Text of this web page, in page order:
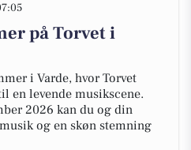
på Torvet i
i Varde, hvor Torvet
en levende musikscene.
2026 kan du og din
og en skøn stemning